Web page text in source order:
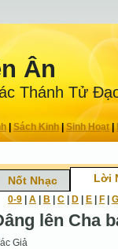
Ân
Thánh Tử
Sách Kinh|Sinh Hoạt|
Nốt Nhạc Lời
0-9 A B C D E F G
lên Cha
Giả